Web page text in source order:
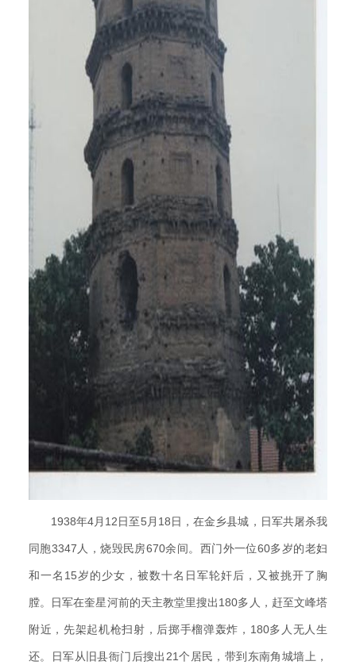
1938年4月12日至5月18日，在金乡县城，日军共屠杀我
同胞3347人，烧毁民房670余间。西门外一位60多岁的老妇
和一名15岁的少女，被数十名日军轮奸后，又被挑开了胸
膛。日军在奎星河前的天主教堂里搜出180多人，赶至文峰塔
附近，先架起机枪扫射，后掷手榴弹轰炸，180多人无人生
还。日军从旧县衙门后搜出21个居民，带到东南角城墙上，